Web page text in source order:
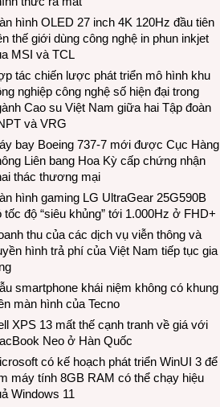
hình OLED 27 inch 4K 120Hz đầu tiên
thế giới dùng công nghệ in phun inkjet
MSI và TCL
tác chiến lược phát triển mô hình khu
nghiệp công nghệ số hiện đại trong
Cao su Việt Nam giữa hai Tập đoàn
và VRG
bay Boeing 737-7 mới được Cục Hàng
Liên bang Hoa Kỳ cấp chứng nhận
thác thương mại
hình gaming LG UltraGear 25G590B
tốc độ “siêu khủng” tới 1.000Hz ở FHD+
thu của các dịch vụ viễn thông và
hình trả phí của Việt Nam tiếp tục gia
smartphone khái niệm không có khung
màn hình của Tecno
XPS 13 mất thế cạnh tranh về giá với
Neo ở Hàn Quốc
có kế hoạch phát triển WinUI 3 để
máy tính 8GB RAM có thể chạy hiệu
Windows 11